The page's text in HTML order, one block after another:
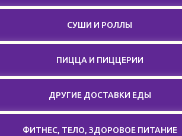
СУШИ И РОЛЛЫ
ПИЦЦА И ПИЦЦЕРИИ
ДРУГИЕ ДОСТАВКИ ЕДЫ
ФИТНЕС, ТЕЛО, ЗДОРОВОЕ ПИТАНИЕ